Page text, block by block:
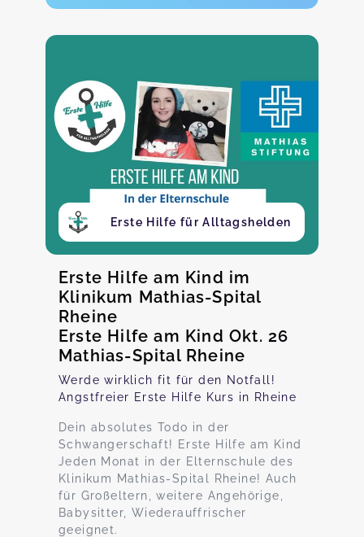
Erste Hilfe für Alltagshelden
Erste Hilfe am Kind im
Klinikum Mathias-Spital
Rheine
Erste Hilfe am Kind Okt. 26
Mathias-Spital Rheine
Werde wirklich fit für den Notfall!
Angstfreier Erste Hilfe Kurs in Rheine
Dein absolutes Todo in der
Schwangerschaft! Erste Hilfe am Kind
Jeden Monat in der Elternschule des
Klinikum Mathias-Spital Rheine! Auch
für Großeltern, weitere Angehörige,
Babysitter, Wiederauffrischer
geeignet.